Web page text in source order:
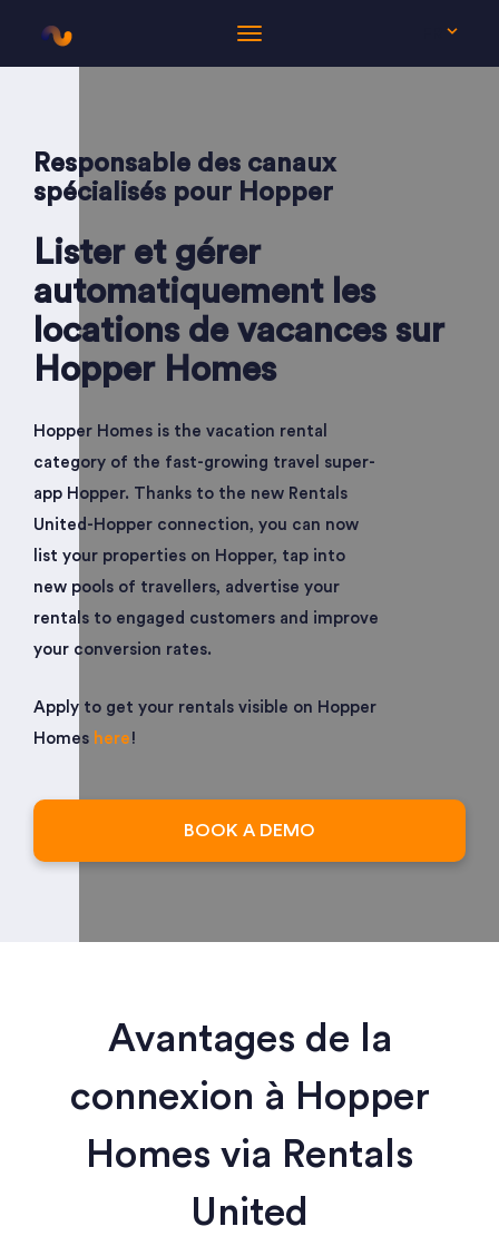
Responsable des canaux
spécialisés pour Hopper
Lister et gérer
automatiquement les
locations de vacances sur
Hopper Homes
Hopper Homes is the vacation rental
category of the fast-growing travel super-
app Hopper. Thanks to the new Rentals
United-Hopper connection, you can now
list your properties on Hopper, tap into
new pools of travellers, advertise your
rentals to engaged customers and improve
your conversion rates.
Apply to get your rentals visible on Hopper
Homes here !
BOOK A DEMO
Avantages de la
connexion à Hopper
Homes via Rentals
United